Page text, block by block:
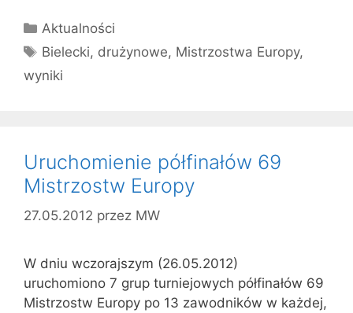
Kategorie
Aktualności
Tagi
Bielecki, drużynowe, Mistrzostwa Europy,
wyniki
Uruchomienie półfinałów 69
Mistrzostw Europy
27.05.2012 przez MW
W dniu wczorajszym (26.05.2012)
uruchomiono 7 grup turniejowych półfinałów 69
Mistrzostw Europy po 13 zawodników w każdej,